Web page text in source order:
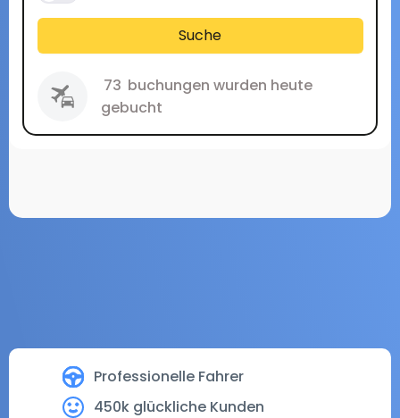
Professionelle Fahrer
450k glückliche Kunden
Suche
73 buchungen wurden heute
gebucht